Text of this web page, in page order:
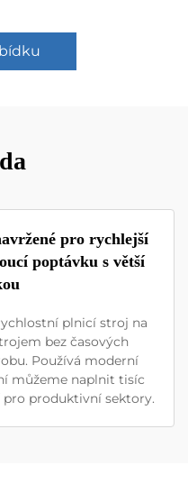
pro rychlejší
poptávku s větší
plnicí stroj na
bez časových
Používá moderní
můžeme naplnit tisíc
pro produktivní sektory.